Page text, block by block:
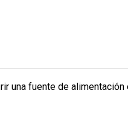
una fuente de